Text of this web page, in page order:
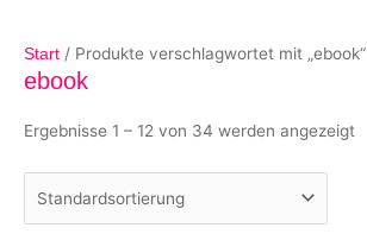
Start / Produkte verschlagwortet mit „ebook“
ebook
Ergebnisse 1 – 12 von 34 werden angezeigt